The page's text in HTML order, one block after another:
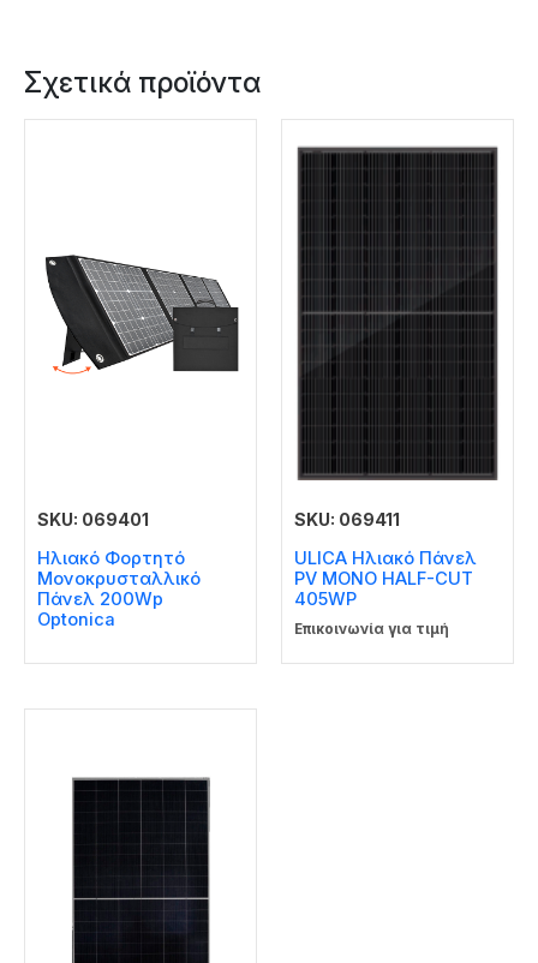
Σχετικά προϊόντα
SKU: 069401
Ηλιακό Φορτητό
Μονοκρυσταλλικό
Πάνελ 200Wp
Optonica
SKU: 069411
ULICA Ηλιακό Πάνελ
PV MONO HALF-CUT
405WP
Επικοινωνία για τιμή